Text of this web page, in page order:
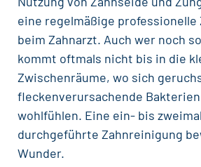
eine regelmäßige professionelle
beim Zahnarzt. Auch wer noch
kommt oftmals nicht bis in die
Zwischenräume, wo sich
fleckenverursachende
wohlfühlen. Eine ein- bis
durchgeführte Zahnreinigung
Wunder.